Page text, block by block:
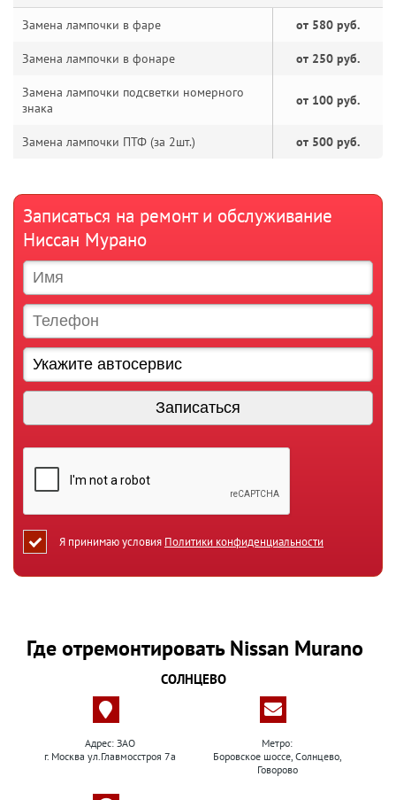
Замена лампочки в фаре от 580 руб.
Замена лампочки в фонаре от 250 руб.
Замена лампочки подсветки номерного
знака
от 100 руб.
Замена лампочки ПТФ (за 2шт.) от 500 руб.
Записаться на ремонт и обслуживание
Ниссан Мурано
Я принимаю условия Политики конфиденциальности
Где отремонтировать Nissan Murano
СОЛНЦЕВО
Адрес: ЗАО
г. Москва ул.Главмосстроя 7а
Метро:
Боровское шоссе, Солнцево,
Говорово